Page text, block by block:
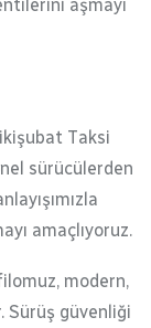
aşmayı
Taksi
sürücülerden
amaçlıyoruz.
modern,
Sürüş güvenliği